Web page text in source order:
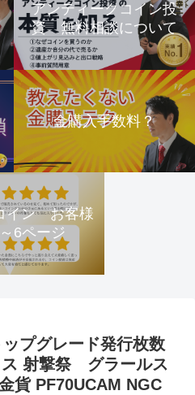
アンティークコイン投
資 無料相談について
金購入手数料？
イン お客様
6ページ
プグレード発行枚数
ス 射撃祭 グラールス
貨 PF70UCAM NGC